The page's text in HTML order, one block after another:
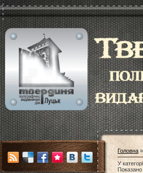
Головна »
У
Показано